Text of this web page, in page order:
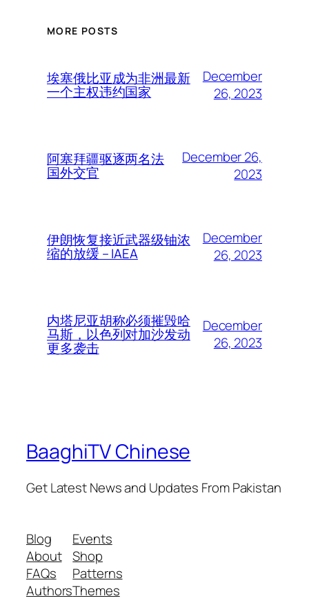
MORE POSTS
埃塞俄比亚成为非洲最新
一个主权违约国家
December
26, 2023
阿塞拜疆驱逐两名法
国外交官
December 26,
2023
伊朗恢复接近武器级铀浓
缩的放缓 – IAEA
December
26, 2023
内塔尼亚胡称必须摧毁哈
马斯，以色列对加沙发动
更多袭击
December
26, 2023
BaaghiTV Chinese
Get Latest News and Updates From Pakistan
Blog
About
FAQs
Authors
Events
Shop
Patterns
Themes